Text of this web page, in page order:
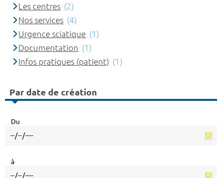
Les centres (2)
Nos services (4)
Urgence sciatique (1)
Documentation (1)
Infos pratiques (patient) (1)
Par date de création
Du
à